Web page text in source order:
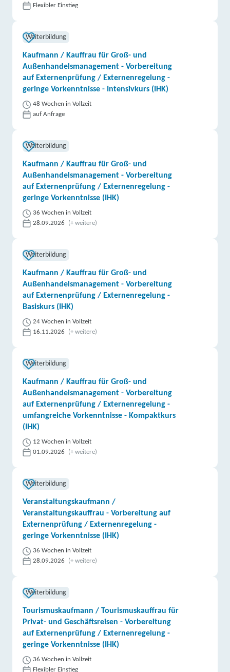
Flexibler Einstieg
Weiterbildung
Kaufmann / Kauffrau für Groß- und
Außenhandelsmanagement - Vorbereitung
auf Externenprüfung / Externenregelung -
geringe Vorkenntnisse - Intensivkurs (IHK)
48 Wochen in Vollzeit
auf Anfrage
Weiterbildung
Kaufmann / Kauffrau für Groß- und
Außenhandelsmanagement - Vorbereitung
auf Externenprüfung / Externenregelung -
geringe Vorkenntnisse (IHK)
36 Wochen in Vollzeit
28.09.2026
(+ weitere)
Weiterbildung
Kaufmann / Kauffrau für Groß- und
Außenhandelsmanagement - Vorbereitung
auf Externenprüfung / Externenregelung -
Basiskurs (IHK)
24 Wochen in Vollzeit
16.11.2026
(+ weitere)
Weiterbildung
Kaufmann / Kauffrau für Groß- und
Außenhandelsmanagement - Vorbereitung
auf Externenprüfung / Externenregelung -
umfangreiche Vorkenntnisse - Kompaktkurs
(IHK)
12 Wochen in Vollzeit
01.09.2026
(+ weitere)
Weiterbildung
Veranstaltungskaufmann /
Veranstaltungskauffrau - Vorbereitung auf
Externenprüfung / Externenregelung -
geringe Vorkenntnisse (IHK)
36 Wochen in Vollzeit
28.09.2026
(+ weitere)
Weiterbildung
Tourismuskaufmann / Tourismuskauffrau für
Privat- und Geschäftsreisen - Vorbereitung
auf Externenprüfung / Externenregelung -
geringe Vorkenntnisse (IHK)
36 Wochen in Vollzeit
Flexibler Einstieg